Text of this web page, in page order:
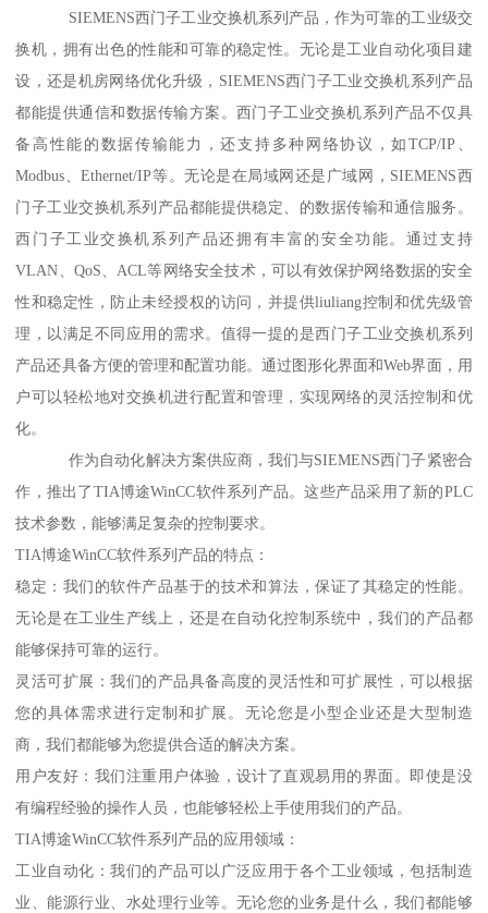
SIEMENS西门子工业交换机系列产品，作为可靠的工业级交
换机，拥有出色的性能和可靠的稳定性。无论是工业自动化项目建
设，还是机房网络优化升级，SIEMENS西门子工业交换机系列产品
都能提供通信和数据传输方案。西门子工业交换机系列产品不仅具
备高性能的数据传输能力，还支持多种网络协议，如TCP/IP、
Modbus、Ethernet/IP等。无论是在局域网还是广域网，SIEMENS西
门子工业交换机系列产品都能提供稳定、的数据传输和通信服务。
西门子工业交换机系列产品还拥有丰富的安全功能。通过支持
VLAN、QoS、ACL等网络安全技术，可以有效保护网络数据的安全
性和稳定性，防止未经授权的访问，并提供liuliang控制和优先级管
理，以满足不同应用的需求。值得一提的是西门子工业交换机系列
产品还具备方便的管理和配置功能。通过图形化界面和Web界面，用
户可以轻松地对交换机进行配置和管理，实现网络的灵活控制和优
化。
作为自动化解决方案供应商，我们与SIEMENS西门子紧密合
作，推出了TIA博途WinCC软件系列产品。这些产品采用了新的PLC
技术参数，能够满足复杂的控制要求。
TIA博途WinCC软件系列产品的特点：
稳定：我们的软件产品基于的技术和算法，保证了其稳定的性能。
无论是在工业生产线上，还是在自动化控制系统中，我们的产品都
能够保持可靠的运行。
灵活可扩展：我们的产品具备高度的灵活性和可扩展性，可以根据
您的具体需求进行定制和扩展。无论您是小型企业还是大型制造
商，我们都能够为您提供合适的解决方案。
用户友好：我们注重用户体验，设计了直观易用的界面。即使是没
有编程经验的操作人员，也能够轻松上手使用我们的产品。
TIA博途WinCC软件系列产品的应用领域：
工业自动化：我们的产品可以广泛应用于各个工业领域，包括制造
业、能源行业、水处理行业等。无论您的业务是什么，我们都能够